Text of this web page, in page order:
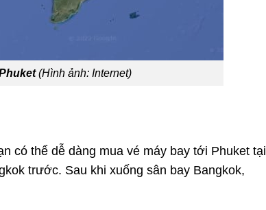
(Hình ảnh: Internet)
có thể dễ dàng mua vé máy bay tới Phuket tại
trước. Sau khi xuống sân bay Bangkok,